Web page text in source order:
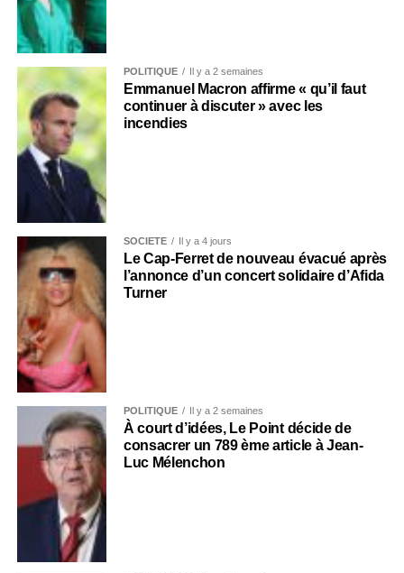
POLITIQUE Il y a 2 semaines
Emmanuel Macron affirme « qu’il faut
continuer à discuter » avec les
incendies
SOCIÉTÉ Il y a 4 jours
Le Cap-Ferret de nouveau évacué après
l’annonce d’un concert solidaire d’Afida
Turner
POLITIQUE Il y a 2 semaines
À court d’idées, Le Point décide de
consacrer un 789 ème article à Jean-
Luc Mélenchon